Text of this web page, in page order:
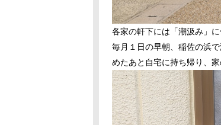
各家の軒下には「潮汲み」
毎月１日の早朝、稲佐の浜
めたあと自宅に持ち帰り、